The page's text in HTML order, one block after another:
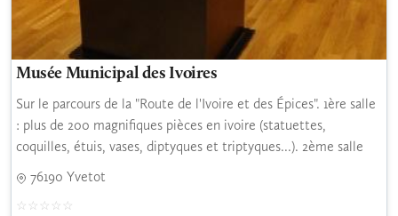
Musée Municipal des Ivoires
Sur le parcours de la "Route de l'Ivoire et des Épices". 1ère salle
: plus de 200 magnifiques pièces en ivoire (statuettes,
coquilles, étuis, vases, diptyques et triptyques...). 2ème salle
76190 Yvetot